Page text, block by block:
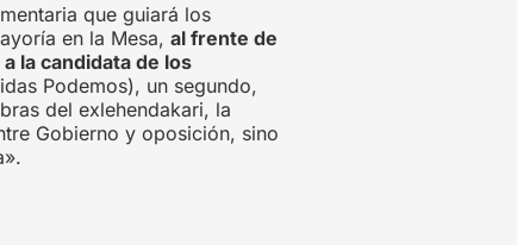
que guiará los
en la Mesa, al frente de
la candidata de los
Podemos), un segundo,
del exlehendakari, la
Gobierno y oposición, sino